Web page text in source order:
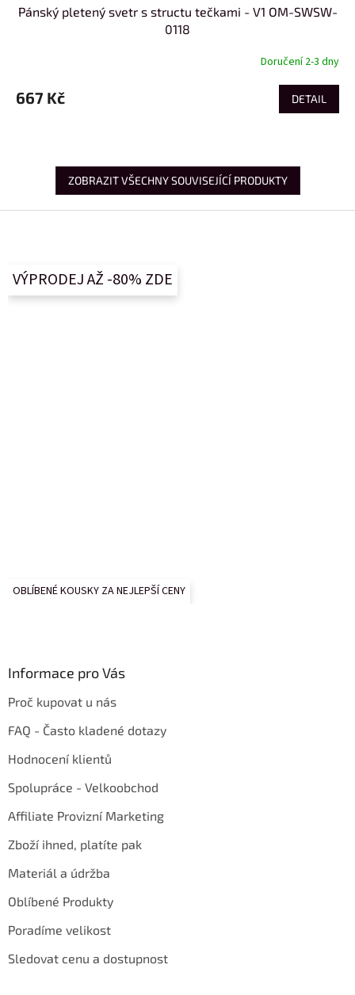
Pánský pletený svetr s structu tečkami - V1 OM-SWSW-
0118
Doručení 2-3 dny
667 Kč DETAIL
ZOBRAZIT VŠECHNY SOUVISEJÍCÍ PRODUKTY
VÝPRODEJ AŽ -80% ZDE
OBLÍBENÉ KOUSKY ZA NEJLEPŠÍ CENY
Informace pro Vás
Proč kupovat u nás
FAQ - Často kladené dotazy
Hodnocení klientů
Spolupráce - Velkoobchod
Affiliate Provizní Marketing
Zboží ihned, platíte pak
Materiál a údržba
Oblíbené Produkty
Poradíme velikost
Sledovat cenu a dostupnost